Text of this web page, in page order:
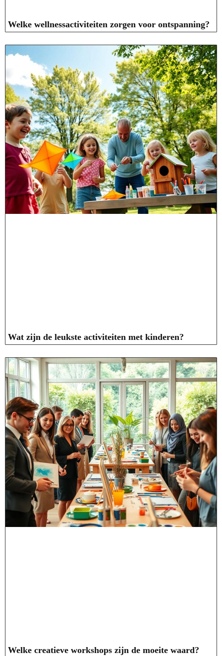
Welke wellnessactiviteiten zorgen voor ontspanning?
Wat zijn de leukste activiteiten met kinderen?
Welke creatieve workshops zijn de moeite waard?